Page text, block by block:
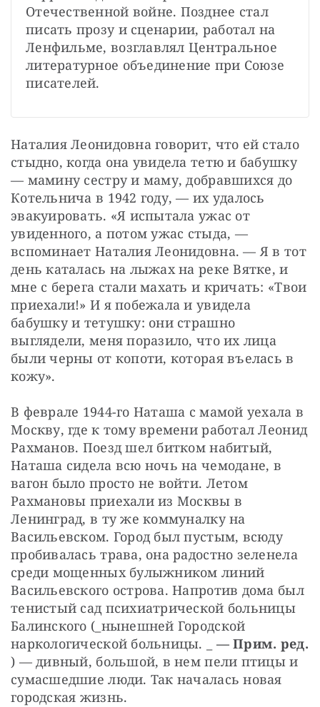
Отечественной войне. Позднее стал
писать прозу и сценарии, работал на
Ленфильме, возглавлял Центральное
литературное объединение при Союзе
писателей.
Наталия Леонидовна говорит, что ей стало
стыдно, когда она увидела тетю и бабушку
— мамину сестру и маму, добравшихся до
Котельнича в 1942 году, — их удалось
эвакуировать. «Я испытала ужас от
увиденного, а потом ужас стыда, —
вспоминает Наталия Леонидовна. — Я в тот
день каталась на лыжах на реке Вятке, и
мне с берега стали махать и кричать: «Твои
приехали!» И я побежала и увидела
бабушку и тетушку: они страшно
выглядели, меня поразило, что их лица
были черны от копоти, которая въелась в
кожу».
В феврале 1944-го Наташа с мамой уехала в
Москву, где к тому времени работал Леонид
Рахманов. Поезд шел битком набитый,
Наташа сидела всю ночь на чемодане, в
вагон было просто не войти. Летом
Рахмановы приехали из Москвы в
Ленинград, в ту же коммуналку на
Васильевском. Город был пустым, всюду
пробивалась трава, она радостно зеленела
среди мощенных булыжником линий
Васильевского острова. Напротив дома был
тенистый сад психиатрической больницы
Балинского (_нынешней Городской
наркологической больницы. _ — Прим. ред.
) — дивный, большой, в нем пели птицы и
сумасшедшие люди. Так началась новая
городская жизнь.